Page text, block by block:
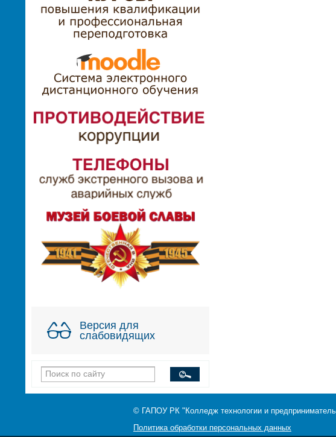
Версия для
слабовидящих
© ГАПОУ РК "Колледж технологии и
Политика обработки персональных данных